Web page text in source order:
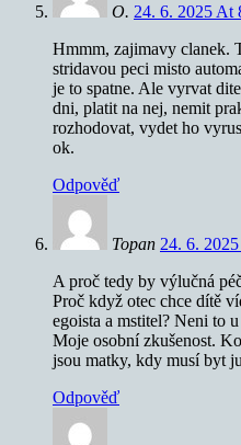
O. 24. 6. 2025 At
Hmmm, zajimavy clanek.
stridavou peci misto
je to spatne. Ale vyrvat
dni, platit na nej, nemit
rozhodovat, vydet ho
ok.
Odpověď
Topan 24. 6.
A proč tedy by výlučná
Proč když otec chce dítě
egoista a mstitel? Neni to
Moje osobní zkušenost.
jsou matky, kdy musí byt
Odpověď